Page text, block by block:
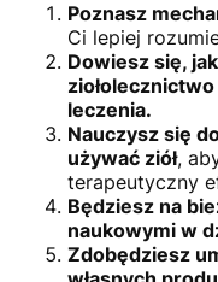
Poznasz
Ci lepiej
Dowiesz się,
leczenia.
Nauczysz się
używać ziół,
terapeutyczny
Będziesz na
naukowymi w
Zdobędziesz